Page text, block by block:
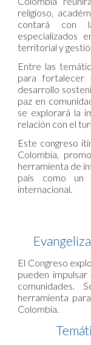
religioso,
contará con
especializados
territorial y
Entre las
para fortalecer
desarrollo
paz en
se explorará la
relación con el
Este congreso
Colombia,
herramienta de
país como un
internacional.
El Congreso
pueden
comunidades.
herramienta
Colombia.